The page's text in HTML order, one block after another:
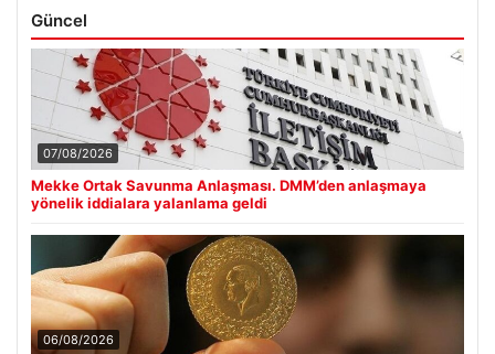
Güncel
07/08/2026
Mekke Ortak Savunma Anlaşması. DMM’den anlaşmaya
yönelik iddialara yalanlama geldi
06/08/2026